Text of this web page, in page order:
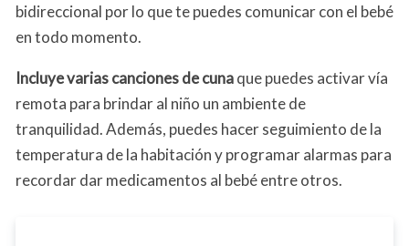
bidireccional por lo que te puedes comunicar con el bebé
en todo momento.
Incluye varias canciones de cunaque puedes activar vía
remota para brindar al niño un ambiente de
tranquilidad. Además, puedes hacer seguimiento de la
temperatura de la habitación y programar alarmas para
recordar dar medicamentos al bebé entre otros.